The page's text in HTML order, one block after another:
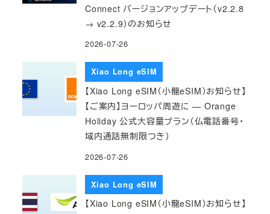
Connect バージョンアップデート（v2.2.8
→ v2.2.9）のお知らせ
2026-07-26
Xiao Long eSIM
【Xiao Long eSIM（小龍eSIM）お知らせ】
【ご案内】ヨーロッパ周遊に — Orange
Holiday 公式大容量プラン（仏電話番号・
域内通話無制限つき）
2026-07-26
Xiao Long eSIM
【Xiao Long eSIM（小龍eSIM）お知らせ】